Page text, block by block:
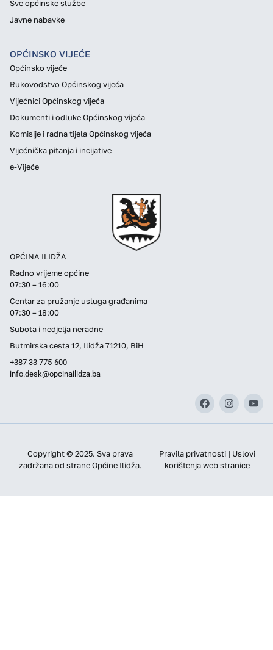
OPĆINA ILIDŽA
Radno vrijeme općine
07:30 – 16:00
Centar za pružanje usluga građanima
07:30 – 18:00
Subota i nedjelja neradne
Butmirska cesta 12, Ilidža 71210, BiH
+387 33 775-600
info.desk@opcinailidza.ba
Sve općinske službe
Javne nabavke
OPĆINSKO VIJEĆE
Općinsko vijeće
Rukovodstvo Općinskog vijeća
Vijećnici Općinskog vijeća
Dokumenti i odluke Općinskog vijeća
Komisije i radna tijela Općinskog vijeća
Vijećnička pitanja i incijative
e-Vijeće
Copyright © 2025. Sva prava
zadržana od strane Općine Ilidža.
Pravila privatnosti | Uslovi
korištenja web stranice